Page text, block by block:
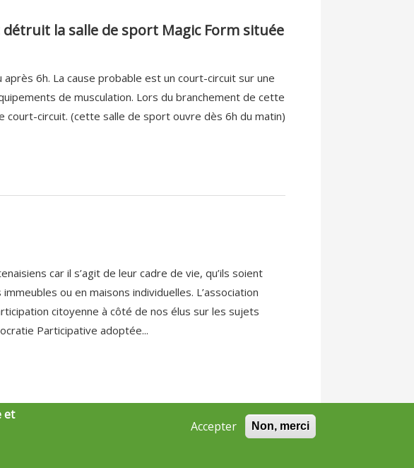
la salle de sport Magic Form située
après 6h. La cause probable est un court-circuit sur une
de musculation. Lors du branchement de cette
court-circuit. (cette salle de sport ouvre dès 6h du matin)
car il s’agit de leur cadre de vie, qu’ils soient
ou en maisons individuelles. L’association
citoyenne à côté de nos élus sur les sujets
Participative adoptée...
et
Accepter Non, merci